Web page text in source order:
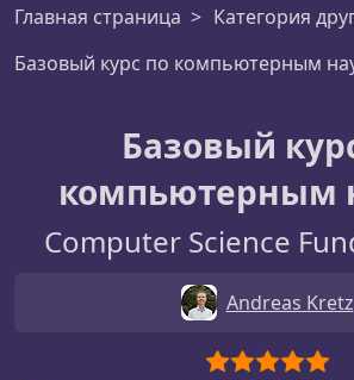
Главная страница
Категория
Базовый курс по компьютерным
Базовый
компьютерным
Computer Science
Andreas Kretz